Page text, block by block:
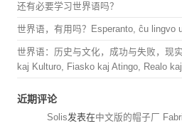
还有必要学习世界语吗？
世界语，有用吗？Esperanto, ĉu lingvo
世界语：历史与文化，成功与失败，现
kaj Kulturo, Fiasko kaj Atingo, Realo
近期评论
Solis发表在中文版的帽子厂